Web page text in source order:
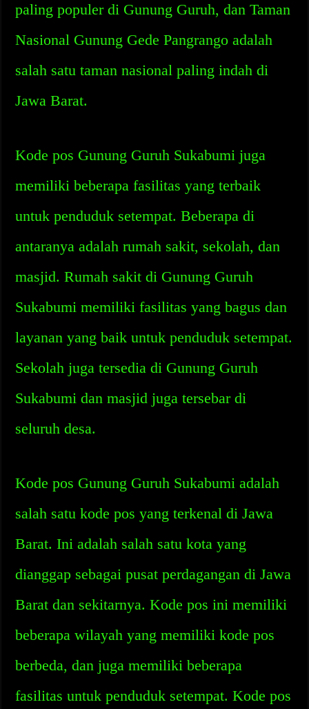
paling populer di Gunung Guruh, dan Taman
Nasional Gunung Gede Pangrango adalah
salah satu taman nasional paling indah di
Jawa Barat.
Kode pos Gunung Guruh Sukabumi juga
memiliki beberapa fasilitas yang terbaik
untuk penduduk setempat. Beberapa di
antaranya adalah rumah sakit, sekolah, dan
masjid. Rumah sakit di Gunung Guruh
Sukabumi memiliki fasilitas yang bagus dan
layanan yang baik untuk penduduk setempat.
Sekolah juga tersedia di Gunung Guruh
Sukabumi dan masjid juga tersebar di
seluruh desa.
Kode pos Gunung Guruh Sukabumi adalah
salah satu kode pos yang terkenal di Jawa
Barat. Ini adalah salah satu kota yang
dianggap sebagai pusat perdagangan di Jawa
Barat dan sekitarnya. Kode pos ini memiliki
beberapa wilayah yang memiliki kode pos
berbeda, dan juga memiliki beberapa
fasilitas untuk penduduk setempat. Kode pos